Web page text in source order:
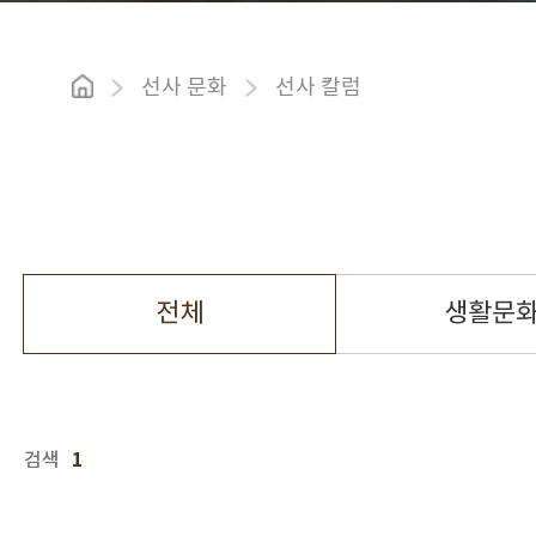
선사 문화 선사 칼럼
전체 생활문
검색 1